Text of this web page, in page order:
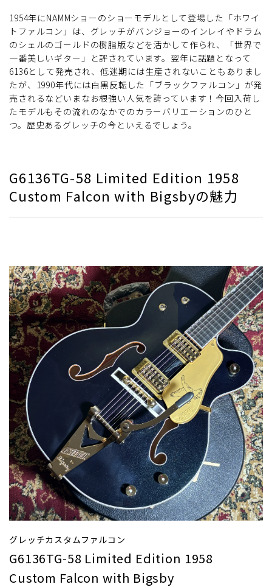
1954年にNAMMショーのショーモデルとして登場した「ホワイ
トファルコン」は、グレッチがバンジョーのインレイやドラム
のシェルのゴールドの樹脂版などを活かして作られ、「世界で
一番美しいギター」と評されています。翌年に話題となって
6136として発売され、低迷期には生産されないこともありまし
たが、1990年代には白黒反転した「ブラックファルコン」が発
売されるなどいまなお根強い人気を誇っています！今回入荷し
たモデルもその流れのなかでのカラーバリエーションのひと
つ。歴史あるグレッチの今といえるでしょう。
G6136TG-58 Limited Edition 1958
Custom Falcon with Bigsbyの魅力
グレッチカスタムファルコン
G6136TG-58 Limited Edition 1958
Custom Falcon with Bigsby